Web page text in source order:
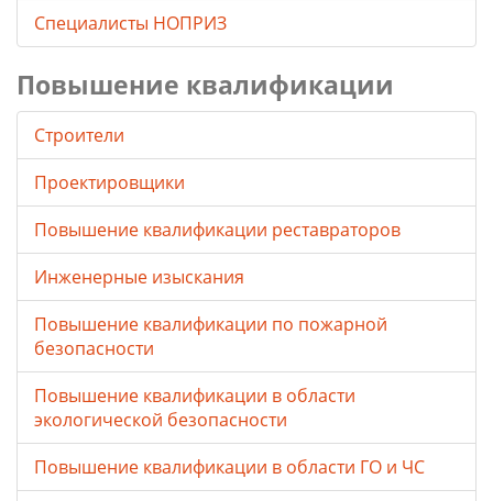
Специалисты НОПРИЗ
Повышение квалификации
Строители
Проектировщики
Повышение квалификации реставраторов
Инженерные изыскания
Повышение квалификации по пожарной
безопасности
Повышение квалификации в области
экологической безопасности
Повышение квалификации в области ГО и ЧС